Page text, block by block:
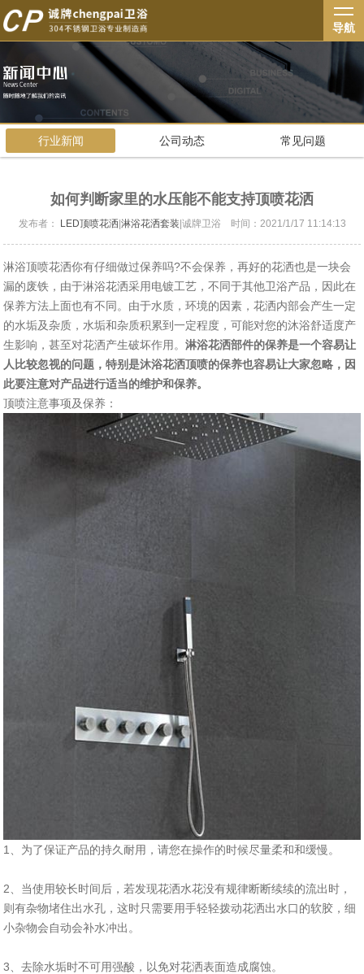
导航
行业新闻 公司动态 常见问题
如何判断家里的水压能不能支持顶喷花洒
发布者： LED顶喷花洒 淋浴花洒套装 |诚牌卫浴 时间：2021/1/17 11:14:13
淋浴顶喷花洒你有仔细做过保养吗?不会保养，再好的花洒也是一块会
漏的废铁，由于淋浴花洒采用电镀工艺，不同于其他卫浴产品，因此在
保养方法上面也有不同。由于水质，环境的因素，花洒内部会产生一定
的水垢及杂质，水垢和杂质积累到一定程度，可能对您的沐浴舒适度产
生影响，甚至对花洒产生破坏作用。淋浴花洒部件的保养是一个容易让
人比较忽视的问题，特别是沐浴花洒顶喷的保养也容易让大家忽略，因
此要注意对产品进行适当的维护和保养。
顶喷注意事项及保养：
1、为了保证产品的持久耐用，请您在操作的时候尽量柔和和缓慢。
2、当使用较长时间后，若发现花洒水花没有规律断断续续的流出时，
则有杂物堵住出水孔，这时只需要用手轻轻拨动花洒出水口的软胶，细
小杂物会自动会补水冲出。
3、去除水垢时不可用强酸，以免对花洒表面造成腐蚀。